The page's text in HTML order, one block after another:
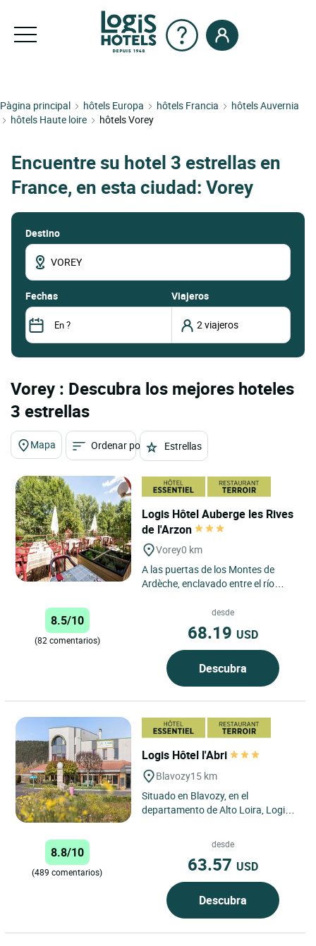
Pàgina principal hôtels Europa hôtels Francia
hôtels Auvernia
hôtels Haute loire
hôtels Vorey
Encuentre su hotel 3 estrellas en
France, en esta ciudad: Vorey
Destino
fechas Viajeros
Vorey : Descubra los mejores hoteles
3 estrellas
Mapa Ordenar por Estrellas
Logis Hôtel Auberge les Rives
de l'Arzon
Vorey0 km
A las puertas de los Montes de
Ardèche, enclavado entre el río
último gran río salvaje...
8.5/10
(82 comentarios)
desde
68.19 USD
Descubra
Logis Hôtel l'Abri
Blavozy15 km
Situado en Blavozy, en el
departamento de Alto Loira, Logis
confortables y totalmente...
8.8/10
(489 comentarios)
desde
63.57 USD
Descubra